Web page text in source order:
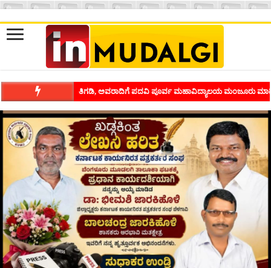
ಶಿವಾಪುರದಲ್ಲಿ ಕವಿಗೋಷ್ಠಿಯ ಸಂಭ್ರಮ ಭಾವನೆಗಳನ್ನು ಕಟ್ಟಿಕೊಡುವ